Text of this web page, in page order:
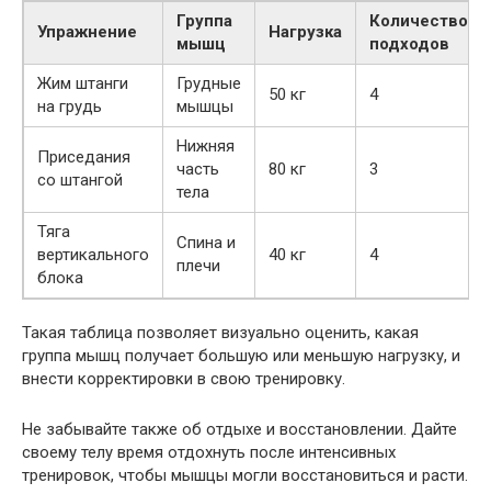
Упражнение
Группа
мышц
Нагрузка
Количество
подходов
Жим штанги
на грудь
Грудные
мышцы
50 кг 4
Приседания
со штангой
Нижняя
часть
тела
80 кг 3
Тяга
вертикального
блока
Спина и
плечи
40 кг 4
Такая таблица позволяет визуально оценить, какая
группа мышц получает большую или меньшую нагрузку, и
внести корректировки в свою тренировку.
Не забывайте также об отдыхе и восстановлении. Дайте
своему телу время отдохнуть после интенсивных
тренировок, чтобы мышцы могли восстановиться и расти.